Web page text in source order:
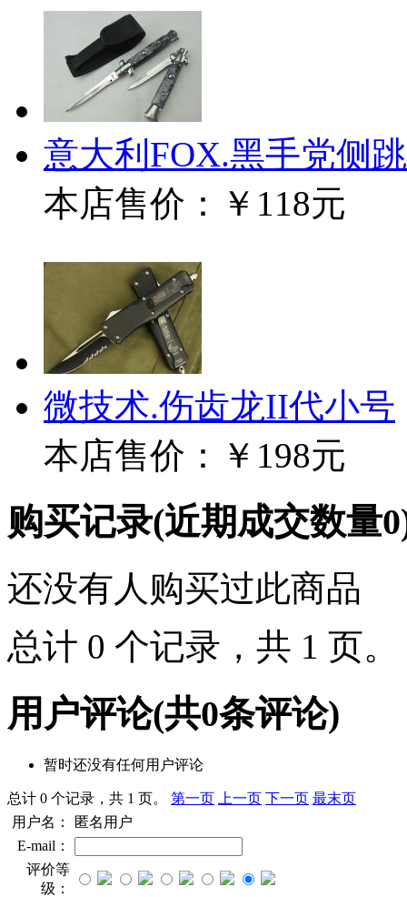
意大利FOX.黑手党侧
本店售价：
￥118元
微技术.伤齿龙II代小号
本店售价：
￥198元
购买记录(近期成交数量0
还没有人购买过此商品
总计 0 个记录，共 1 页。
用户评论(共0条评论)
暂时还没有任何用户评论
总计 0 个记录，共 1 页。 第一页 上一页 下一页 最末页
用户名：
匿名用户
E-mail：
评价等
级：